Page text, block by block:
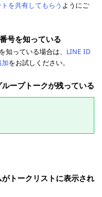
を共有してもらう ようにご
号を知っている
っている場合は、 LINE ID
をお試しください。
ープトークが残っている
トークリストに表示され